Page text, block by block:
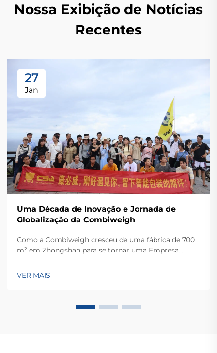
Nossa Exibição de Notícias
Recentes
27
Jan
Uma Década de Inovação e Jornada de
Globalização da Combiweigh
Como a Combiweigh cresceu de uma fábrica de 700
m² em Zhongshan para se tornar uma Empresa
pesagem — solicite ainda hoje uma consulta global
VER MAIS